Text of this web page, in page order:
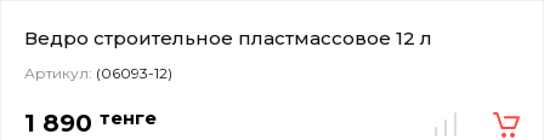
Ведро строительное пластмассовое 12 л
Артикул: (06093-12)
1 890 тенге